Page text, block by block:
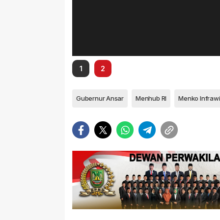
1 2
Gubernur Ansar Menhub RI Menko